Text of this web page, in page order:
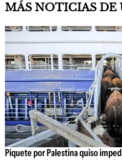
MÁS NOTICIAS DE
Piquete por Palestina quiso